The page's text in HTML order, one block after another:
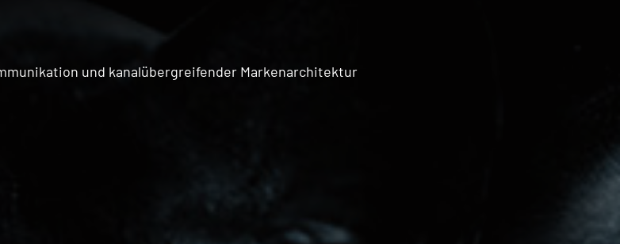
und kanalübergreifender Markenarchitektur